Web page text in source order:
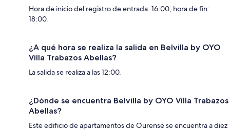
Hora de inicio del registro de entrada: 16:00; hora de fin:
18:00.
¿A qué hora se realiza la salida en Belvilla by OYO
Villa Trabazos Abellas?
La salida se realiza a las 12:00.
¿Dónde se encuentra Belvilla by OYO Villa Trabazos
Abellas?
Este edificio de apartamentos de Ourense se encuentra a diez